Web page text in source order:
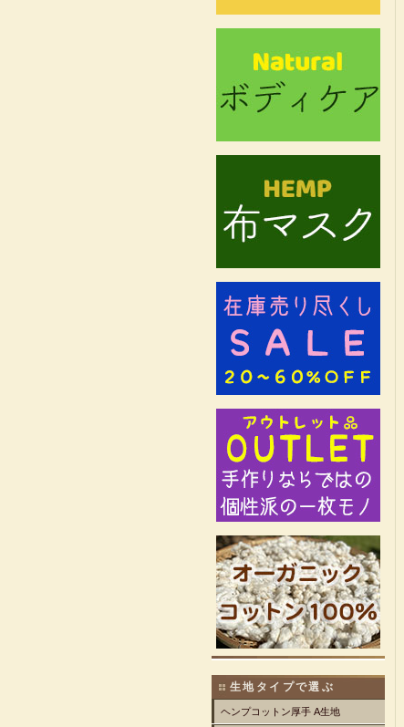
生地タイプで選ぶ
ヘンプコットン厚手 A生地